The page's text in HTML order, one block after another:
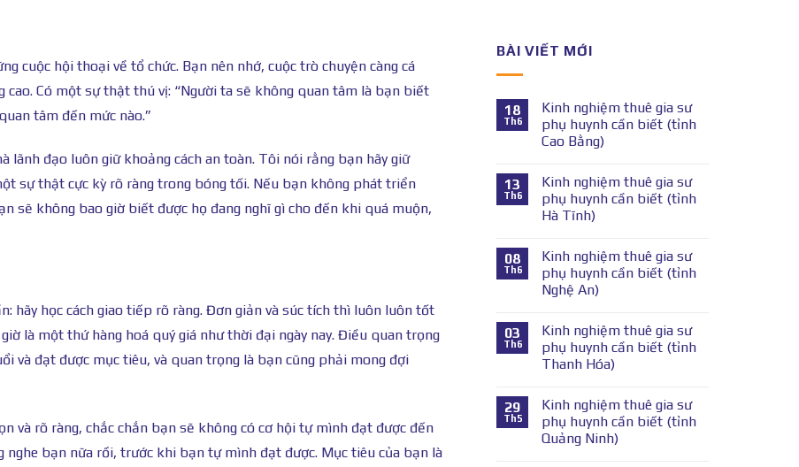
cuộc hội thoại về tổ chức. Bạn nên nhớ, cuộc trò chuyện càng cá
cao. Có một sự thật thú vị: “Người ta sẽ không quan tâm là bạn biết
tâm đến mức nào.”
lãnh đạo luôn giữ khoảng cách an toàn. Tôi nói rằng bạn hãy giữ
sự thật cực kỳ rõ ràng trong bóng tối. Nếu bạn không phát triển
sẽ không bao giờ biết được họ đang nghĩ gì cho đến khi quá muộn,
hãy học cách giao tiếp rõ ràng. Đơn giản và súc tích thì luôn luôn tốt
là một thứ hàng hoá quý giá như thời đại ngày nay. Điều quan trọng
và đạt được mục tiêu, và quan trọng là bạn cũng phải mong đợi
và rõ ràng, chắc chắn bạn sẽ không có cơ hội tự mình đạt được đến
bạn nữa rồi, trước khi bạn tự mình đạt được. Mục tiêu của bạn là
BÀI VIẾT MỚI
18
Th6
Kinh nghiệm thuê gia sư
phụ huynh cần biết (tỉnh
Cao Bằng)
13
Th6
Kinh nghiệm thuê gia sư
phụ huynh cần biết (tỉnh
Hà Tĩnh)
08
Th6
Kinh nghiệm thuê gia sư
phụ huynh cần biết (tỉnh
Nghệ An)
03
Th6
Kinh nghiệm thuê gia sư
phụ huynh cần biết (tỉnh
Thanh Hóa)
29
Th5
Kinh nghiệm thuê gia sư
phụ huynh cần biết (tỉnh
Quảng Ninh)